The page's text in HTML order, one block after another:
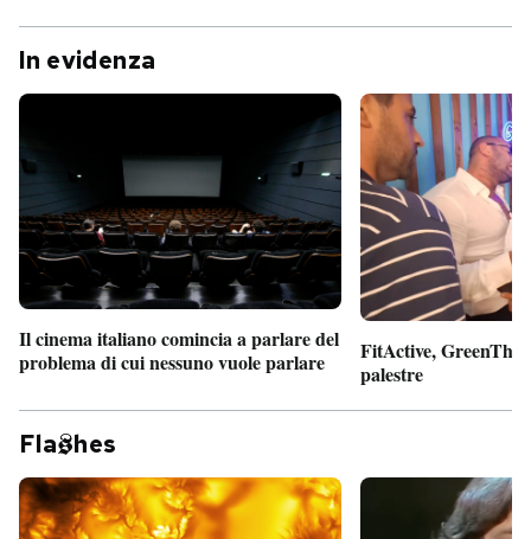
In evidenza
Il cinema italiano comincia a parlare del
problema di cui nessuno vuole parlare
FitActive,
palestre
Fla hes